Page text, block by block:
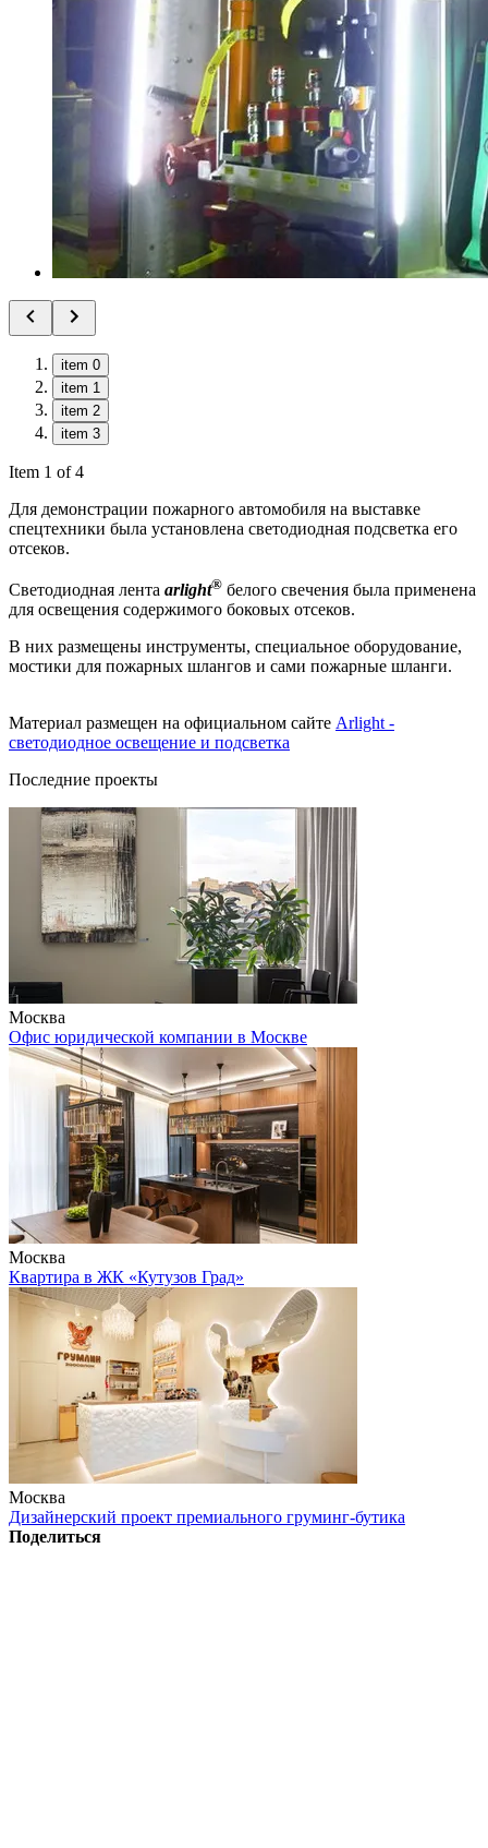
item 0
item 1
item 2
item 3
Item 1 of 4
Для демонстрации пожарного автомобиля на выставке
спецтехники была установлена светодиодная подсветка его
отсеков.
Светодиодная лента arlight® белого свечения была применена
для освещения содержимого боковых отсеков.
В них размещены инструменты, специальное оборудование,
мостики для пожарных шлангов и сами пожарные шланги.
Материал размещен на официальном сайте Arlight -
светодиодное освещение и подсветка
Последние проекты
Москва
Офис юридической компании в Москве
Москва
Квартира в ЖК «Кутузов Град»
Москва
Дизайнерский проект премиального груминг-бутика
Поделиться